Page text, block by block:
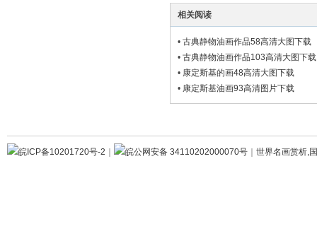
相关阅读
• 古典静物油画作品58高清大图下载
• 古典静物油画作品103高清大图下载
• 康定斯基的画48高清大图下载
• 康定斯基油画93高清图片下载
皖ICP备10201720号-2 皖公网安备 34110202000070号 世界名画赏析,